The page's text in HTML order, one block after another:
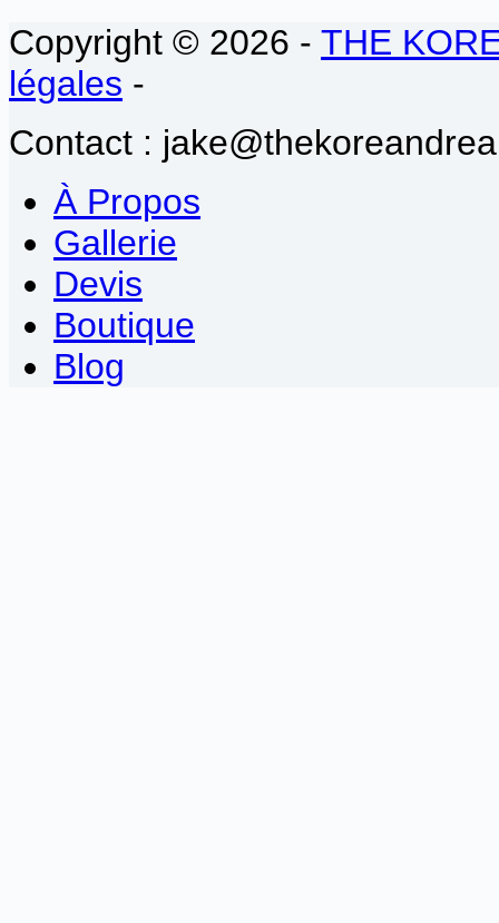
Copyright © 2026 - THE
légales -
Contact :
À Propos
Gallerie
Devis
Boutique
Blog